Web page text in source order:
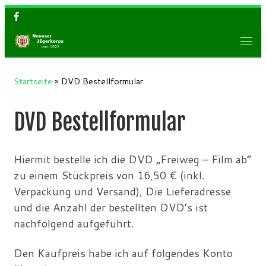
Zum Inhalt springen
Startseite » DVD Bestellformular
DVD Bestellformular
Hiermit bestelle ich die DVD „Freiweg – Film ab“
zu einem Stückpreis von 16,50 € (inkl.
Verpackung und Versand), Die Lieferadresse
und die Anzahl der bestellten DVD’s ist
nachfolgend aufgeführt.
Den Kaufpreis habe ich auf folgendes Konto